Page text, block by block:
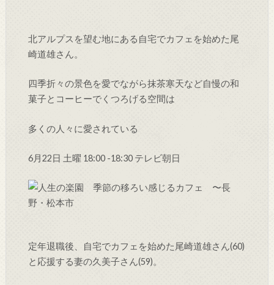
北アルプスを望む地にある自宅でカフェを始めた尾
崎道雄さん。
四季折々の景色を愛でながら抹茶寒天など自慢の和
菓子とコーヒーでくつろげる空間は
多くの人々に愛されている
6月22日 土曜 18:00 -18:30 テレビ朝日
定年退職後、自宅でカフェを始めた尾崎道雄さん(60)
と応援する妻の久美子さん(59)。